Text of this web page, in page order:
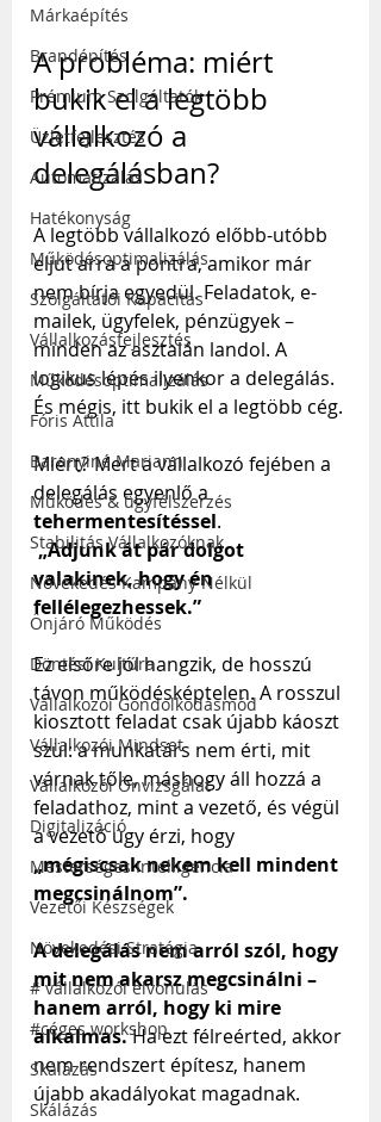
Márkaépítés
Brandépítés
Prémium Szolgáltatók
Üzletfejlesztés
Automatizálás
Hatékonyság
Működésoptimalizálás
Szolgáltatói Kapacitás
Vállalkozásfejlesztés
Működésoptimalizálás
Fóris Attila
Baranyiné Mariann
Működés & ügyfélszerzés
Stabilitás Vállalkozóknak
Növekedés Kampány Nélkül
Önjáró Működés
Döntési Kultúra
Vállalkozói Gondolkodásmód
Vállalkozói Mindset
Vállalkozói Önvizsgálat
Digitalizáció
Mesterséges Intelligencia
Vezetői Készségek
Növekedési Stratégia
# vállalkozói elvonulás
#céges workshop
Skálázás
Skálázás
A probléma: miért
bukik el a legtöbb
vállalkozó a
delegálásban?
A legtöbb vállalkozó előbb-utóbb
eljut arra a pontra, amikor már
nem bírja egyedül. Feladatok, e-
mailek, ügyfelek, pénzügyek –
minden az asztalán landol. A
logikus lépés ilyenkor a delegálás.
És mégis, itt bukik el a legtöbb cég.
Miért? Mert a vállalkozó fejében a
delegálás egyenlő a
tehermentesítéssel.
„Adjunk át pár dolgot
valakinek, hogy én
fellélegezhessek.”
Ez elsőre jól hangzik, de hosszú
távon működésképtelen. A rosszul
kiosztott feladat csak újabb káoszt
szül: a munkatárs nem érti, mit
várnak tőle, máshogy áll hozzá a
feladathoz, mint a vezető, és végül
a vezető úgy érzi, hogy
„mégiscsak nekem kell mindent
megcsinálnom”.
A delegálás nem arról szól, hogy
mit nem akarsz megcsinálni –
hanem arról, hogy ki mire
alkalmas. Ha ezt félreérted, akkor
nem rendszert építesz, hanem
újabb akadályokat magadnak.